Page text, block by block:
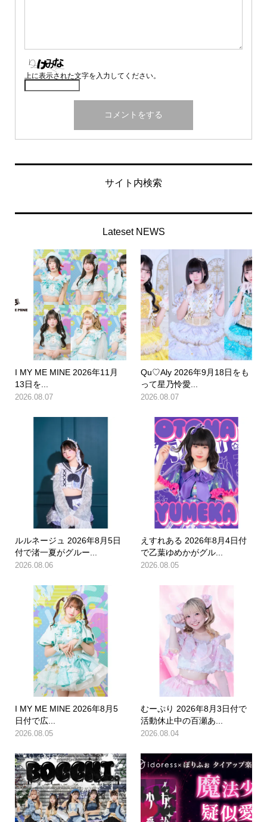
上に表示された文字を入力してください。
サイト内検索
Lateset NEWS
I MY ME MINE 2026年11月
13日を...
2026.08.07
Qu♡Aly 2026年9月18日をも
って星乃怜愛...
2026.08.07
ルルネージュ 2026年8月5日
付で渚一夏がグルー...
2026.08.06
えすれある 2026年8月4日付
で乙葉ゆめかがグル...
2026.08.05
I MY ME MINE 2026年8月5
日付で広...
2026.08.05
むーぷり 2026年8月3日付で
活動休止中の百瀬あ...
2026.08.04